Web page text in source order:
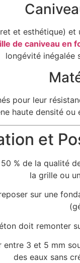
et esthétique)
de caniveau en
longévité inégalée
pour leur
haute densité
et
% de la qualité
la grille ou
sur une
doit remonter
3 et 5 mm
des eaux sans